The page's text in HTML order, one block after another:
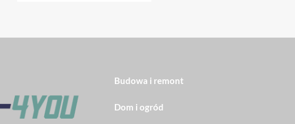
Budowa i remont
Dom i ogród